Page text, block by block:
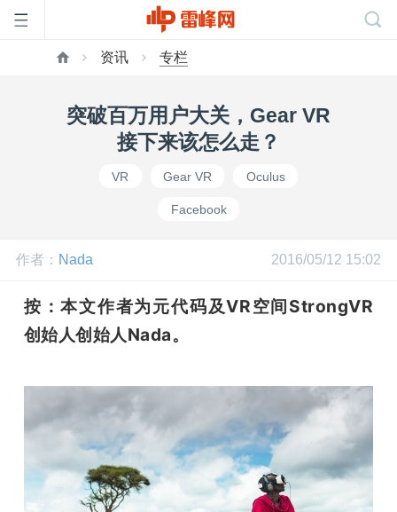
公
资讯 专栏
突破百万用户大关，Gear VR
接下来该怎么走？
VR Gear VR Oculus
Facebook
作者： Nada 2016/05/12 15:02
按：本文作者为元代码及VR空间StrongVR
创始人创始人Nada。